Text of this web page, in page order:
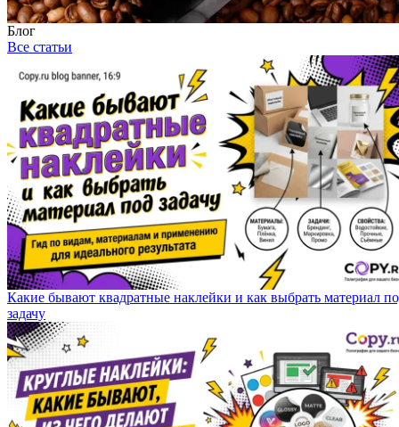
Блог
Все статьи
Какие бывают квадратные наклейки и как выбрать материал
задачу